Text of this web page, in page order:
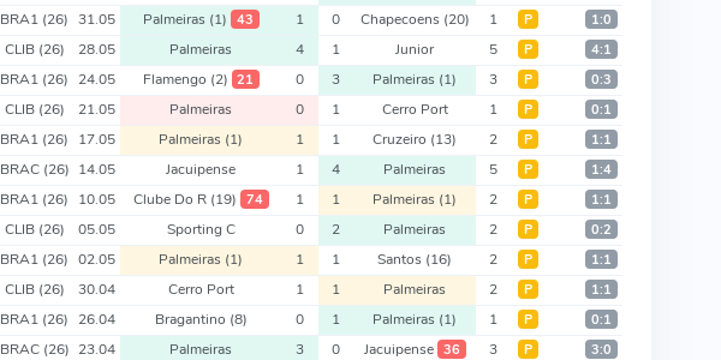
BRA1 (26) 31.05 Palmeiras (1) 43 1 0 Chapecoens (20) 1 Р 1:0
CLIB (26) 28.05 Palmeiras 4 1 Junior 5 Р 4:1
BRA1 (26) 24.05 Flamengo (2) 21 0 3 Palmeiras (1) 3 Р 0:3
CLIB (26) 21.05 Palmeiras 0 1 Cerro Port 1 Р 0:1
BRA1 (26) 17.05 Palmeiras (1) 1 1 Cruzeiro (13) 2 Р 1:1
BRAC (26) 14.05 Jacuipense 1 4 Palmeiras 5 Р 1:4
BRA1 (26) 10.05 Clube Do R (19) 74 1 1 Palmeiras (1) 2 Р 1:1
CLIB (26) 05.05 Sporting C 0 2 Palmeiras 2 Р 0:2
BRA1 (26) 02.05 Palmeiras (1) 1 1 Santos (16) 2 Р 1:1
CLIB (26) 30.04 Cerro Port 1 1 Palmeiras 2 Р 1:1
BRA1 (26) 26.04 Bragantino (8) 0 1 Palmeiras (1) 1 Р 0:1
BRAC (26) 23.04 Palmeiras 3 0 Jacuipense 36 3 Р 3:0